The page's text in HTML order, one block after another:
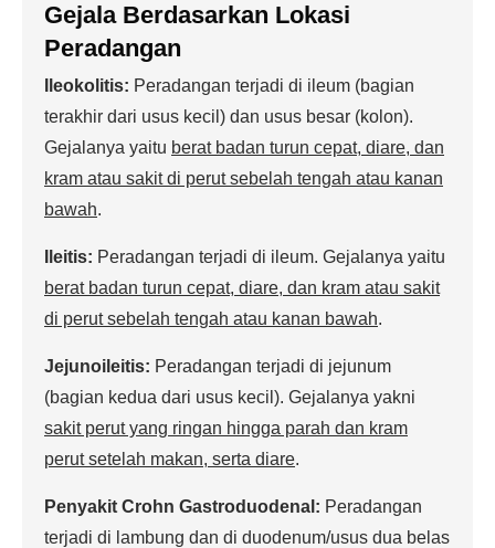
Gejala Berdasarkan Lokasi
Peradangan
Ileokolitis: Peradangan terjadi di ileum (bagian
terakhir dari usus kecil) dan usus besar (kolon).
Gejalanya yaitu berat badan turun cepat, diare, dan
kram atau sakit di perut sebelah tengah atau kanan
bawah.
Ileitis: Peradangan terjadi di ileum. Gejalanya yaitu
berat badan turun cepat, diare, dan kram atau sakit
di perut sebelah tengah atau kanan bawah.
Jejunoileitis: Peradangan terjadi di jejunum
(bagian kedua dari usus kecil). Gejalanya yakni
sakit perut yang ringan hingga parah dan kram
perut setelah makan, serta diare.
Penyakit Crohn Gastroduodenal: Peradangan
terjadi di lambung dan di duodenum/usus dua belas